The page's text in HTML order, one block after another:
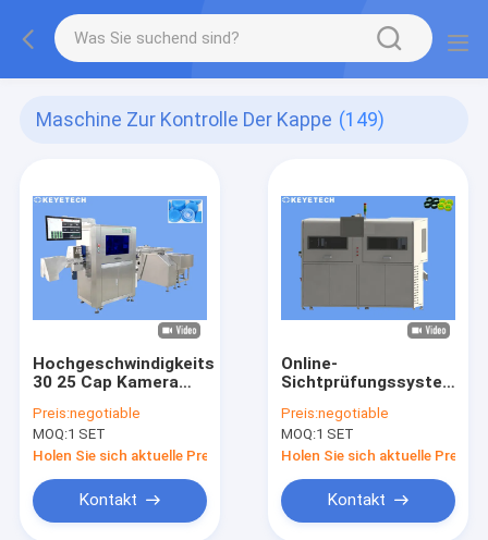
Maschine Zur Kontrolle Der Kappe (149)
Hochgeschwindigkeits
30 25 Cap Kamera
mit KI-basierter
Technologie
Preis:negotiable
MOQ:1 SET
Holen Sie sich aktuelle Preis
Kontakt
Online-
Sichtprüfungssystem
Gewürzdeckelverschluss
mit Datenexport
Preis:negotiable
MOQ:1 SET
Holen Sie sich aktuelle Preis
Kontakt